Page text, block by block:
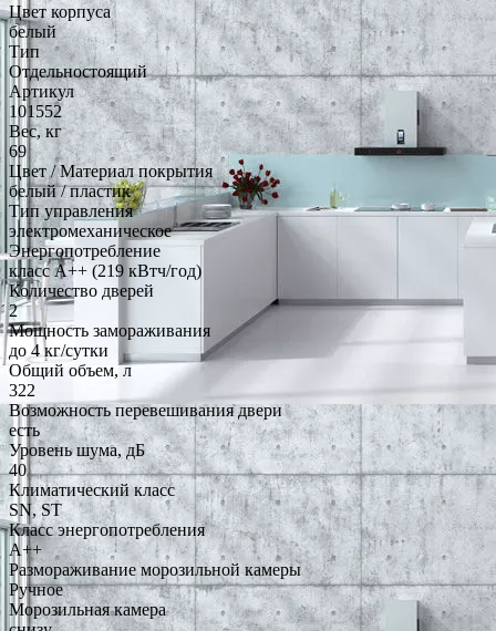
Цвет корпуса
белый
Тип
Отдельностоящий
Артикул
101552
Вес, кг
69
Цвет / Материал покрытия
белый / пластик
Тип управления
электромеханическое
Энергопотребление
класс A++ (219 кВтч/год)
Количество дверей
2
Мощность замораживания
до 4 кг/cутки
Общий объем, л
322
Возможность перевешивания двери
есть
Уровень шума, дБ
40
Климатический класс
SN, ST
Класс энергопотребления
A++
Размораживание морозильной камеры
Ручное
Морозильная камера